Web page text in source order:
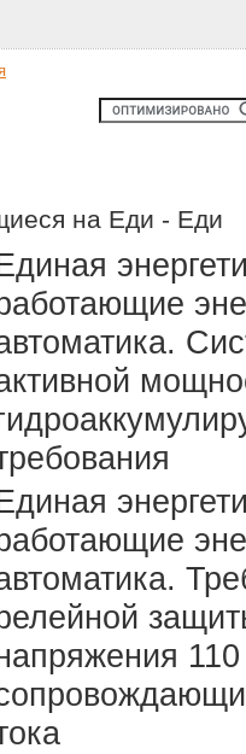
на Еди - Еди